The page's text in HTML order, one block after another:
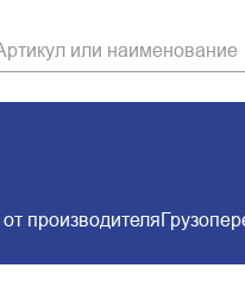
производителя